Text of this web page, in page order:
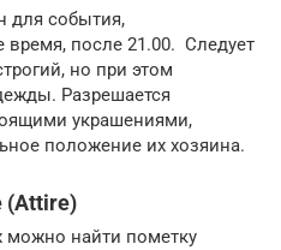
для события,
после 21.00. Следует
но при этом
Разрешается
украшениями,
положение их хозяина.
(Attire)
можно найти пометку